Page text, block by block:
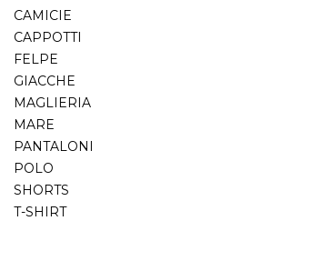
CAMICIE
CAPPOTTI
FELPE
GIACCHE
MAGLIERIA
MARE
PANTALONI
POLO
SHORTS
T-SHIRT